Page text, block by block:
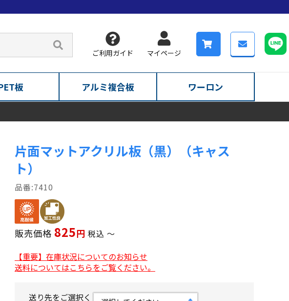
ご利用ガイド マイページ
板 アルミ複合板 ワーロン
片面マットアクリル板（黒）（キャス
ト）
7410
販売価格 825 税込 〜
【重要】在庫状況についてのお知らせ
送料についてはこちらをご覧ください。
送り先をご選択く